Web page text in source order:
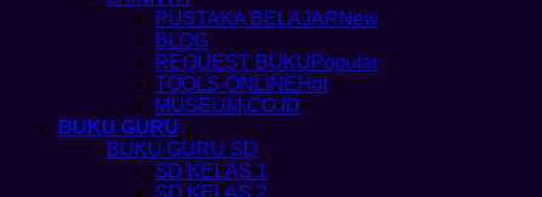
PUSTAKA BELAJAR
BLOG
REQUEST BUKU
TOOLS ONLINE
MUSEUM.CO.ID
BUKU GURU
BUKU GURU SD
SD KELAS 1